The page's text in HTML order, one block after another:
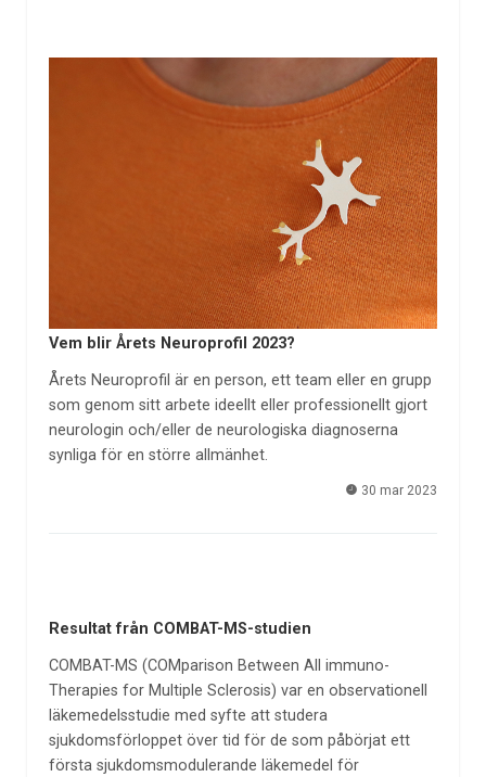
Vem blir Årets Neuroprofil 2023?
Årets Neuroprofil är en person, ett team eller en grupp
som genom sitt arbete ideellt eller professionellt gjort
neurologin och/eller de neurologiska diagnoserna
synliga för en större allmänhet.
30 mar 2023
Resultat från COMBAT-MS-studien
COMBAT-MS (COMparison Between All immuno-
Therapies for Multiple Sclerosis) var en observationell
läkemedelsstudie med syfte att studera
sjukdomsförloppet över tid för de som påbörjat ett
första sjukdomsmodulerande läkemedel för